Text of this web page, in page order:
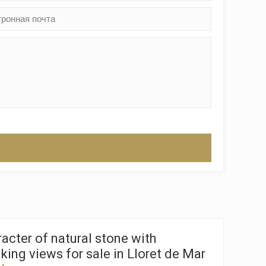
of natural stone with
views for sale in Lloret de Mar
с
веб-